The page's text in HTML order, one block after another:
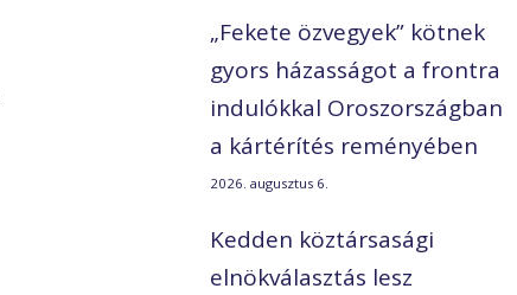
„Fekete özvegyek” kötnek
gyors házasságot a frontra
indulókkal Oroszországban
a kártérítés reményében
2026. augusztus 6.
Kedden köztársasági
elnökválasztás lesz